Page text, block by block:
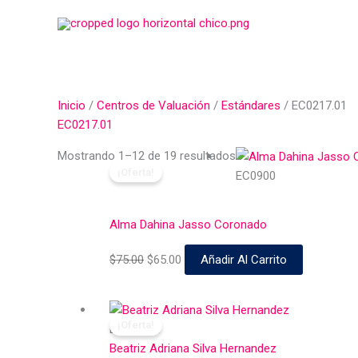
Inicio / Centros de Valuación / Estándares / EC0217.01
EC0217.01
Mostrando 1–12 de 19 resultados
EC0900
Alma Dahina Jasso Coronado
$75.00
El
$75.00.
$65.00
El
$65.00.
Añadir Al Carrito
Educativa
Beatriz Adriana Silva Hernandez
El
original
El
actual